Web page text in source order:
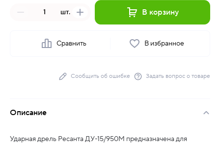
шт. В корзину
Сравнить В избранное
Сообщить об ошибке Задать вопрос о товаре
Описание
Ударная дрель Ресанта ДУ-15/950М предназначена для